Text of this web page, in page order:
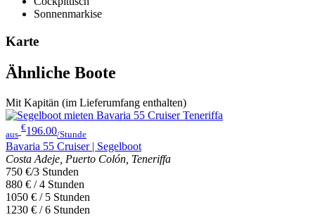
Sonnenmarkise
Karte
Ähnliche Boote
Mit Kapitän (im Lieferumfang enthalten)
aus
€196.00/Stunde
Bavaria 55 Cruiser | Segelboot
Costa Adeje, Puerto Colón, Teneriffa
750 €/3 Stunden
880 € / 4 Stunden
1050 € / 5 Stunden
1230 € / 6 Stunden